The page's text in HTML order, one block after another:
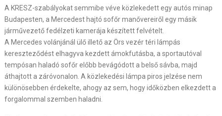
A KRESZ-szabályokat semmibe véve közlekedett egy autós minap
Budapesten, a Mercedest hajtó sofőr manővereiről egy másik
járművezető fedélzeti kamerája készített felvételt.
A Mercedes volánjánál ülő illető az Örs vezér téri lámpás
kereszteződést elhagyva kezdett ámokfutásba, a sportautóval
tempósan haladó sofőr előbb bevágódott a belső sávba, majd
áthajtott a záróvonalon. A közlekedési lámpa piros jelzése nem
különösebben érdekelte, ahogy az sem, hogy időközben elkezdett a
forgalommal szemben haladni.